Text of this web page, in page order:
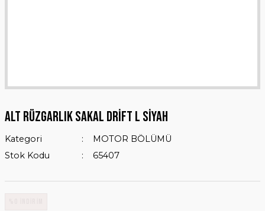
ALT RÜZGARLIK SAKAL DRİFT L SİYAH
Kategori
MOTOR BÖLÜMÜ
Stok Kodu
65407